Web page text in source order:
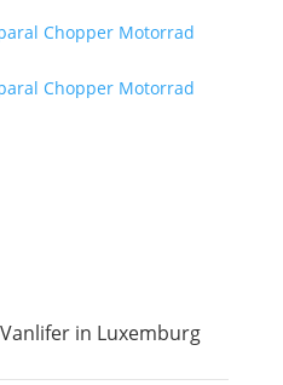
in Luxemburg